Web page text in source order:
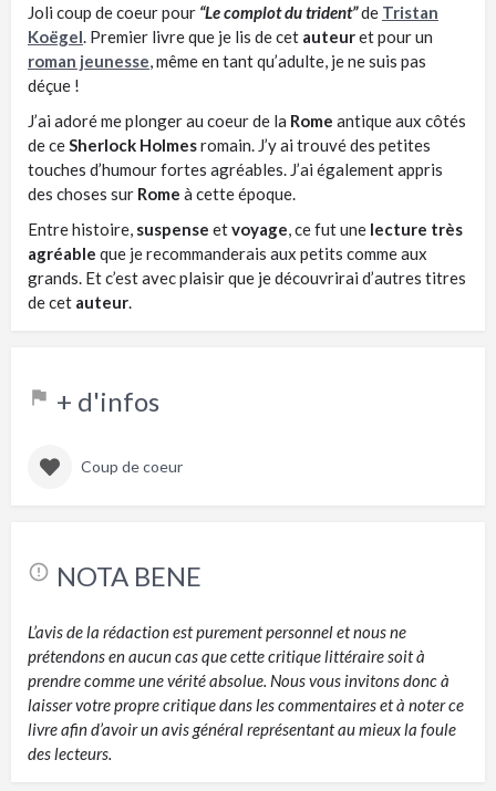
Joli coup de coeur pour “Le complot du trident”de Tristan
Koëgel . Premier livre que je lis de cet auteuret pour un
roman jeunesse , même en tant qu’adulte, je ne suis pas
déçue !
J’ai adoré me plonger au coeur de la Rome antique aux côtés
de ce Sherlock Holmesromain. J’y ai trouvé des petites
touches d’humour fortes agréables. J’ai également appris
des choses sur Rome à cette époque.
Entre histoire, suspense etvoyage , ce fut une lecture très
agréable que je recommanderais aux petits comme aux
grands. Et c’est avec plaisir que je découvrirai d’autres titres
de cet auteur
+ d'infos
Coup de coeur
NOTA BENE
L’avis de la rédaction est purement personnel et nous ne
prétendons en aucun cas que cette critique littéraire soit à
prendre comme une vérité absolue. Nous vous invitons donc à
laisser votre propre critique dans les commentaires et à noter ce
livre afin d’avoir un avis général représentant au mieux la foule
des lecteurs.